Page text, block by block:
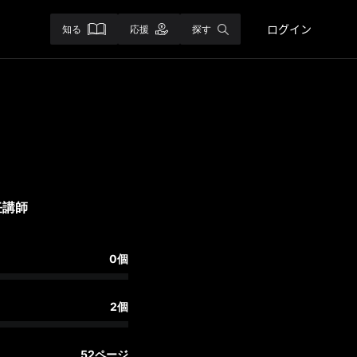
知る 応援 探す ログイン
師
0個
2個
52ページ